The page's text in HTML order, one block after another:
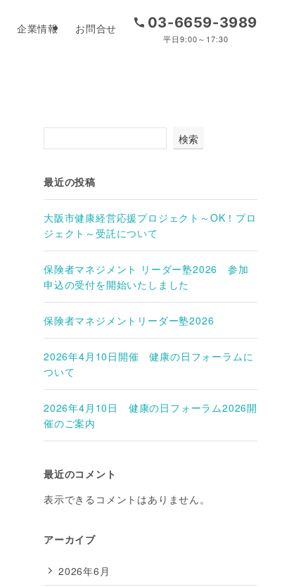
企業情報 お問合せ 03-6659-3989
平日9:00～17:30
検索
最近の投稿
大阪市健康経営応援プロジェクト～OK！プロ
ジェクト～受託について
保険者マネジメント リーダー塾2026 参加
申込の受付を開始いたしました
保険者マネジメントリーダー塾2026
2026年4月10日開催 健康の日フォーラムに
ついて
2026年4月10日 健康の日フォーラム2026開
催のご案内
最近のコメント
表示できるコメントはありません。
アーカイブ
2026年6月